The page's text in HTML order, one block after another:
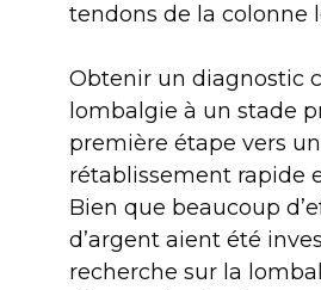
tendons de la colonne
Obtenir un diagnostic
lombalgie à un stade
première étape vers un
rétablissement rapide
Bien que beaucoup
d’argent aient été
recherche sur la